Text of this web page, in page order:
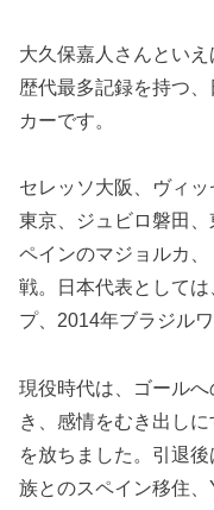
大久保嘉人さんとい
歴代最多記録を持つ
カーです。
セレッソ大阪、ヴィ
東京、ジュビロ磐田
ペインのマジョルカ
戦。日本代表として
プ、2014年ブラジル
現役時代は、ゴールへ
き、感情をむき出し
を放ちました。引退
族とのスペイン移住